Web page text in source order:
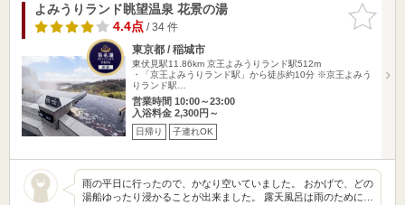
お気に入
りに追加
よみうりランド眺望温泉 花景の湯
4.4点/ 34 件
東京都 / 稲城市
東伏見駅11.86km 京王よみうりランド駅512m
・「京王よみうりランド駅」から徒歩約10分 ※京王よみう
りランド駅…
営業時間 10:00～23:00
入浴料金 2,300円～
日帰り 子連れOK
雨の平日に行ったので、かなり空いていました。 おかげで、どの
湯船ゆったり浸かることが出来ました。 露天風呂は雨のために…